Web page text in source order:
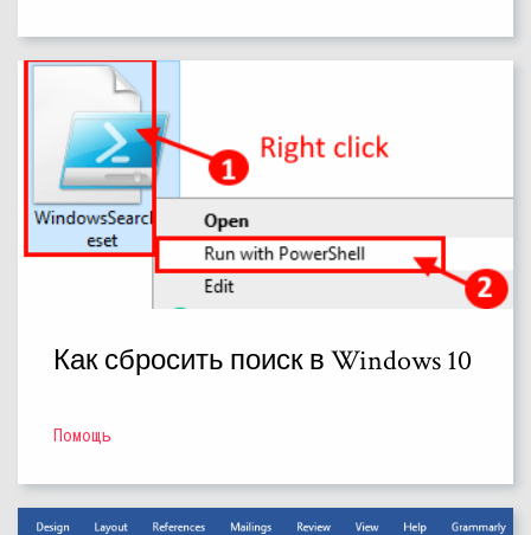
Как сбросить поиск в Windows 10
Помощь